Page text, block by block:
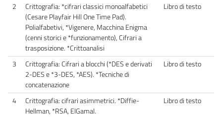
2
Crittografia: *cifrari classici monoalfabetici
(Cesare Playfair Hill One Time Pad).
Polialfabetivi, *Vigenere, Macchina Enigma
(cenni storici e *funzionamento), Cifrari a
trasposizione. *Crittoanalisi
Libro di testo
3
Crittografia: Cifrari a blocchi (*DES e derivati
2-DES e *3-DES, *AES). *Tecniche di
concatenazione
Libro di testo
4
Crittografia: cifrari asimmetrici. *Diffie-
Hellman, *RSA, ElGamal.
Libro di testo